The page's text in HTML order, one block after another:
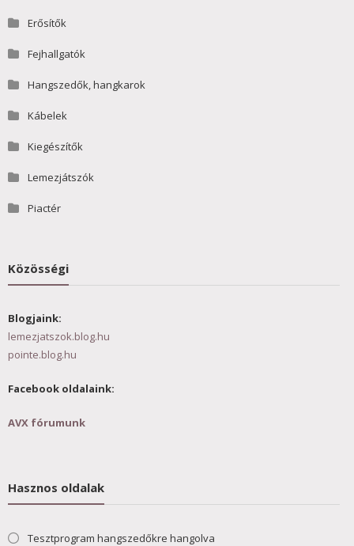
Erősítők
Fejhallgatók
Hangszedők, hangkarok
Kábelek
Kiegészítők
Lemezjátszók
Piactér
Közösségi
Blogjaink:
lemezjatszok.blog.hu
pointe.blog.hu
Facebook oldalaink:
AVX fórumunk
Hasznos oldalak
Tesztprogram hangszedőkre hangolva